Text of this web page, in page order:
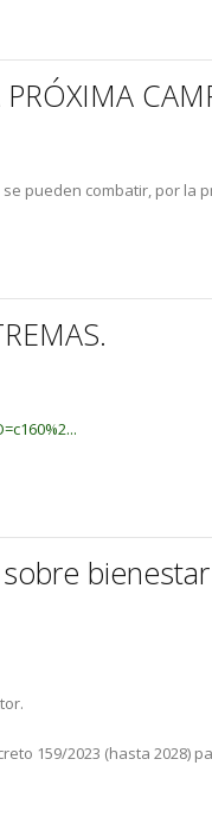
pueden combatir, por la
159/2023 (hasta 2028)